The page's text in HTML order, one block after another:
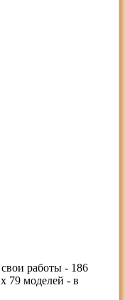
работы - 186
79 моделей - в